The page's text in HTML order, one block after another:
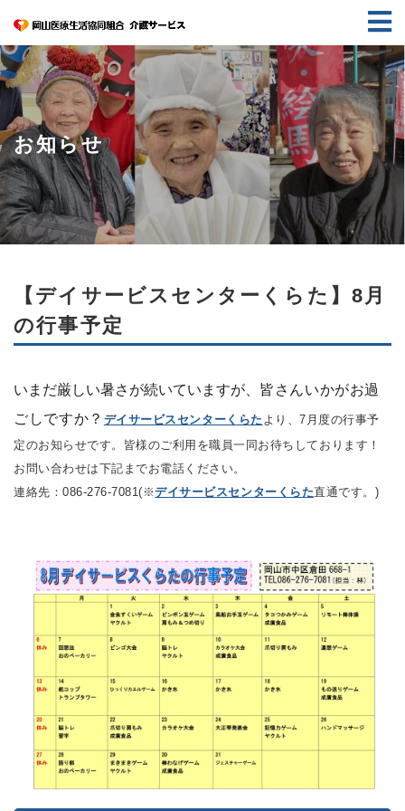
お知らせ
【デイサービスセンターくらた】8月
の行事予定
いまだ厳しい暑さが続いていますが、 皆さんいかがお過
ごしですか？ デイサービスセンターくらた より、7 月度の行事予
定のお知らせです。 皆様のご利用を職員一同お待ちしております！
お問い合わせは下記までお電話ください。
連絡先：086-276-7081(※デイサービスセンターくらた直通です。)